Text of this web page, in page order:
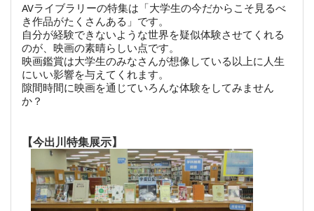
AVライブラリーの特集は「大学生の今だからこそ見るべ
き作品がたくさんある」です。
自分が経験できないような世界を疑似体験させてくれる
のが、映画の素晴らしい点です。
映画鑑賞は大学生のみなさんが想像している以上に人生
にいい影響を与えてくれます。
隙間時間に映画を通じていろんな体験をしてみません
か？
【今出川特集展示】